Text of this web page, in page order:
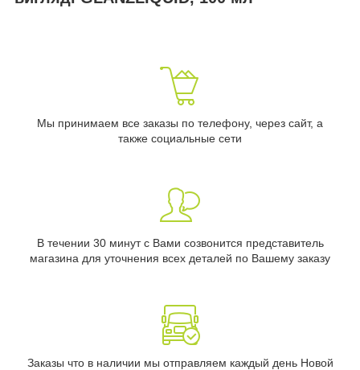
Мы принимаем все заказы по телефону, через сайт, а
также социальные сети
В течении 30 минут с Вами созвонится представитель
магазина для уточнения всех деталей по Вашему заказу
Заказы что в наличии мы отправляем каждый день Новой